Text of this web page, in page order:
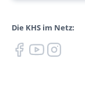
Die KHS im Netz: